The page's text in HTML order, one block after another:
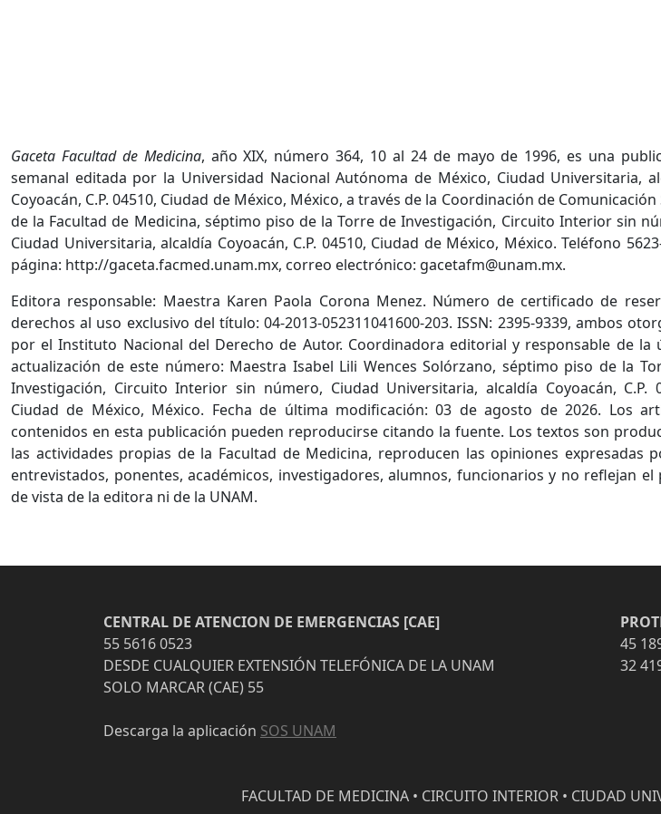
Gaceta Facultad de Medicina, año XIX, número 364, 10 al 24 de mayo de 1996, es una
semanal editada por la Universidad Nacional Autónoma de México, Ciudad Universitaria,
Coyoacán, C.P. 04510, Ciudad de México, México, a través de la Coordinación de Comunicación
de la Facultad de Medicina, séptimo piso de la Torre de Investigación, Circuito Interior sin
Ciudad Universitaria, alcaldía Coyoacán, C.P. 04510, Ciudad de México, México. Teléfono
página: http://gaceta.facmed.unam.mx, correo electrónico: gacetafm@unam.mx.
Editora responsable: Maestra Karen Paola Corona Menez. Número de certificado de
derechos al uso exclusivo del título: 04-2013-052311041600-203. ISSN: 2395-9339, ambos
por el Instituto Nacional del Derecho de Autor. Coordinadora editorial y responsable de la
actualización de este número: Maestra Isabel Lili Wences Solórzano, séptimo piso de la
Investigación, Circuito Interior sin número, Ciudad Universitaria, alcaldía Coyoacán, C.P.
Ciudad de México, México. Fecha de última modificación: 03 de agosto de 2026. Los
contenidos en esta publicación pueden reproducirse citando la fuente. Los textos son
las actividades propias de la Facultad de Medicina, reproducen las opiniones expresadas
entrevistados, ponentes, académicos, investigadores, alumnos, funcionarios y no reflejan el
de vista de la editora ni de la UNAM.
CENTRAL DE ATENCION DE EMERGENCIAS [CAE]
55 5616 0523
DESDE CUALQUIER EXTENSIÓN TELEFÓNICA DE LA UNAM
SOLO MARCAR (CAE) 55
Descarga la aplicación SOS UNAM
45
32
FACULTAD DE MEDICINA • CIRCUITO INTERIOR • CIUDAD